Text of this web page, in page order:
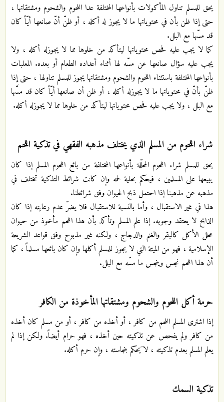
يحق للمسلم تناول المأكولات بأنواعها المختلفة عدا اللحوم والشحوم ومشتقاتها ،
حتى إذا ظن بأن في محتوياتها ما لا يجوز له أكله ، أو ظنّ أنّ صانعها أيّاً كان
قد مسّها مع البلل.
كما لا يجب عليه فحص محتوياتها ليتأكد من خلوها مما لا يجوزله أكله ، ولا
يجب عليه سؤال صانعها عن مسّه لها أثناء أعداده الطعام أو بعده. المعلبات
بأنواعها المختلفة باستثناء اللحوم والشحوم ومشتقاتها يجوز للمسلم تناولها ، حتى إذا
ظنّ بأنّ في محتوياتها ما لا يجوزله أكله ، أو ظن أن صانعها أيّاً كان قد مسَّها
مع البلل ، ولا يجب عليه فحص محتوياتها ليتأكد من خلوها مما لا يجوزله أكله.
شراء اللحوم من المسلم الذي يختلف مذهبه الفقهي في تذكية اللحم
يحق للمسلم شراء اللحوم المحلّلة بأنواعها المختلفة من بائع اللحوم المسلم إذا كان
يبيعها على المسلمين ، فيحكم بحلية لحمه وإن كانت شرائط التذكية تختلف في
مذهبه عن مذهبنا إذا احتمل ذبح الحيوان وفق شرائطنا.
هذا في غير الاستقبال ، وأما بالنسبة للاستقبال فلا يضرّ عدم رعايته إذا كان
الذابح لا يعتقد وجوبه. إذا علم المسلم وتأكد بأن هذا اللحم مأخوذ من حيوان
محلل الأكل كالبقر والغنم والدجاج ، ولكنه غير مذبوح وفق قواعد الشريعة
الإسلامية ، فهو من الميتة التي لا يجوز للمسلم أكلها وإن كان بائعها مسلماً ، كما
أن هذا اللحم نجس وينجس ما مسّه مع البلل.
حرمة أكل اللحوم والشحوم ومشتقاتها المأخوذة من الكافر
إذا اشترى المسلم اللحم من كافر ، أو أخذه من كافر ، أو من مسلم كان أخذه
من كافر ولم يفحص عن تذكيته حين أخذه ، فهو حرام أيضاً. ولكن إذا لم
يعلم المسلم بعدم تذكيته ، لا َيحكم بنجاسته ، وإن حرم أكله.
تذكية السمك